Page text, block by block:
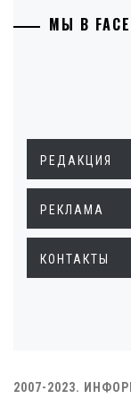
МЫ В
РЕДАКЦИЯ
РЕКЛАМА
КОНТАКТЫ
2007-2023.